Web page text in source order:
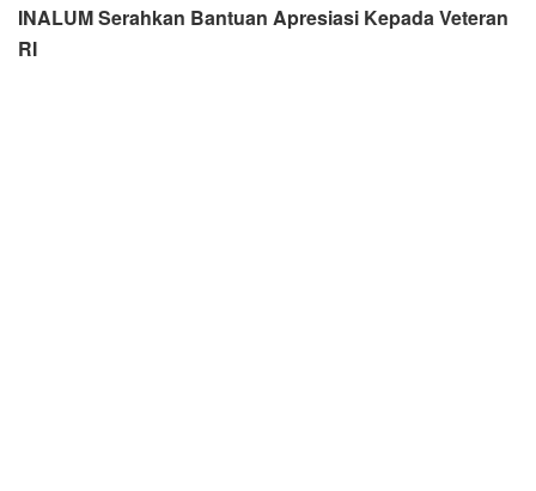
INALUM Serahkan Bantuan Apresiasi Kepada Veteran
RI